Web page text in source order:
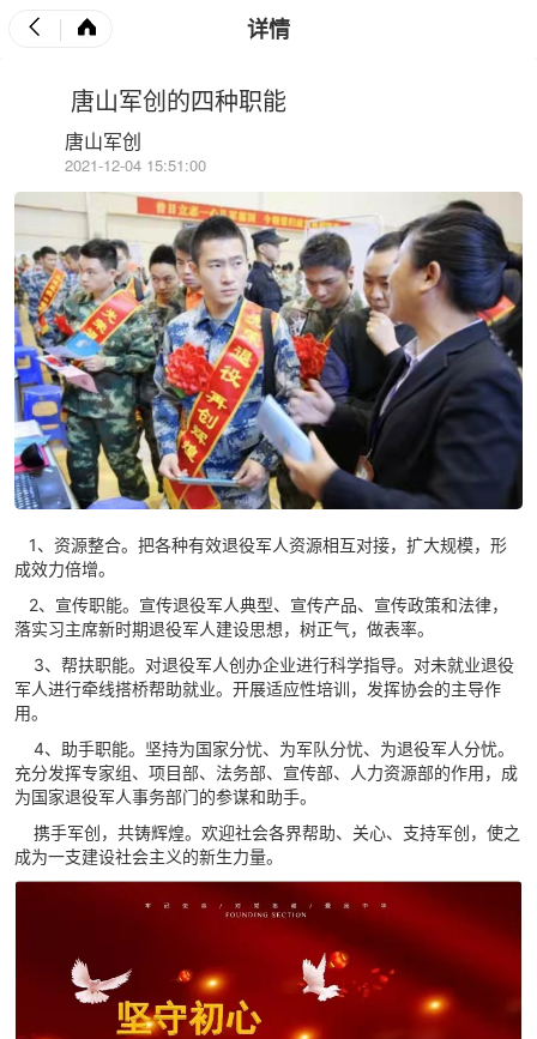
详情
唐山军创的四种职能
唐山军创
2021-12-04 15:51:00
1、资源整合。把各种有效退役军人资源相互对接，扩大规模，形
成效力倍增。
2、宣传职能。宣传退役军人典型、宣传产品、宣传政策和法律，
落实习主席新时期退役军人建设思想，树正气，做表率。
3、帮扶职能。对退役军人创办企业进行科学指导。对未就业退役
军人进行牵线搭桥帮助就业。开展适应性培训，发挥协会的主导作
用。
4、助手职能。坚持为国家分忧、为军队分忧、为退役军人分忧。
充分发挥专家组、项目部、法务部、宣传部、人力资源部的作用，成
为国家退役军人事务部门的参谋和助手。
携手军创，共铸辉煌。欢迎社会各界帮助、关心、支持军创，使之
成为一支建设社会主义的新生力量。